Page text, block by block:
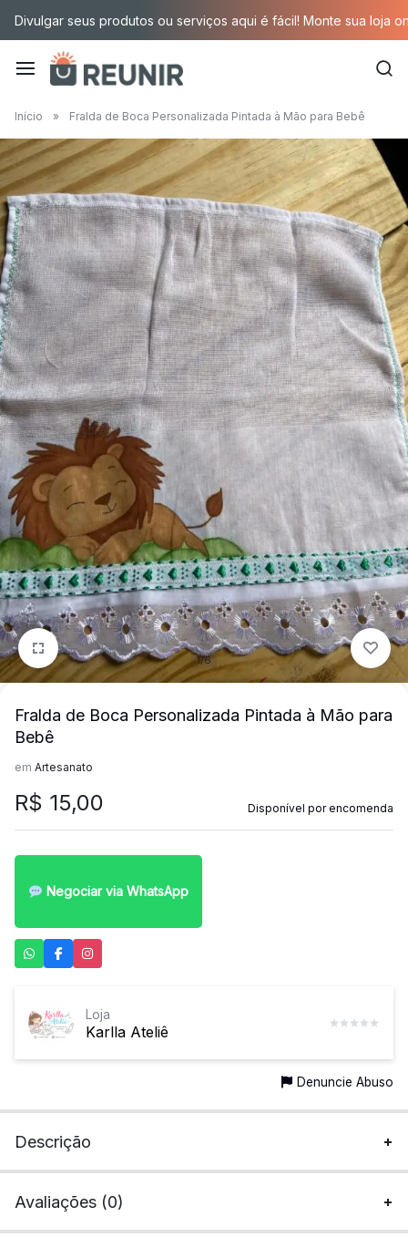
conteúdo
Divulgar seus produtos ou serviços aqui é fácil! Monte sua loja
a
tecnologia
oportunizando
trabalho
decente
para
quem
mais
precisa!
Início » Fralda de Boca Personalizada Pintada à Mão para Bebê
1/6
Fralda de Boca Personalizada Pintada à Mão para
Bebê
em Artesanato
R$ 15,00 Disponível por encomenda
Negociar via WhatsApp
Karlla Ateliê
Loja
Denuncie Abuso
Descrição
Avaliações (0)